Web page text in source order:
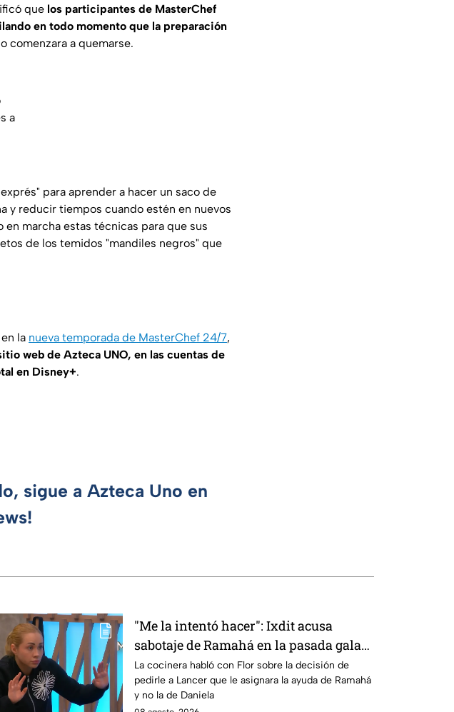
que los participantes de MasterChef
en todo momento que la preparación
comenzara a quemarse.
a
para aprender a hacer un saco de
y reducir tiempos cuando estén en nuevos
marcha estas técnicas para que sus
de los temidos "mandiles negros" que
la nueva temporada de MasterChef 24/7,
web de Azteca UNO, en las cuentas de
en Disney+.
sigue a Azteca Uno en
"Me la intentó hacer": Ixdit acusa
sabotaje de Ramahá en la pasada gala
de salvación de MasterChef 24/7
La cocinera habló con Flor sobre la decisión de
pedirle a Lancer que le asignara la ayuda de Ramahá
y no la de Daniela